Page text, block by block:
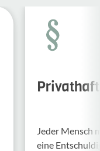
Jeder Mensch
eine